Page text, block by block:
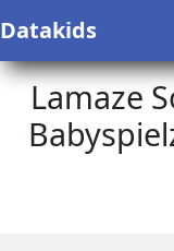
Datakids
Lamaze